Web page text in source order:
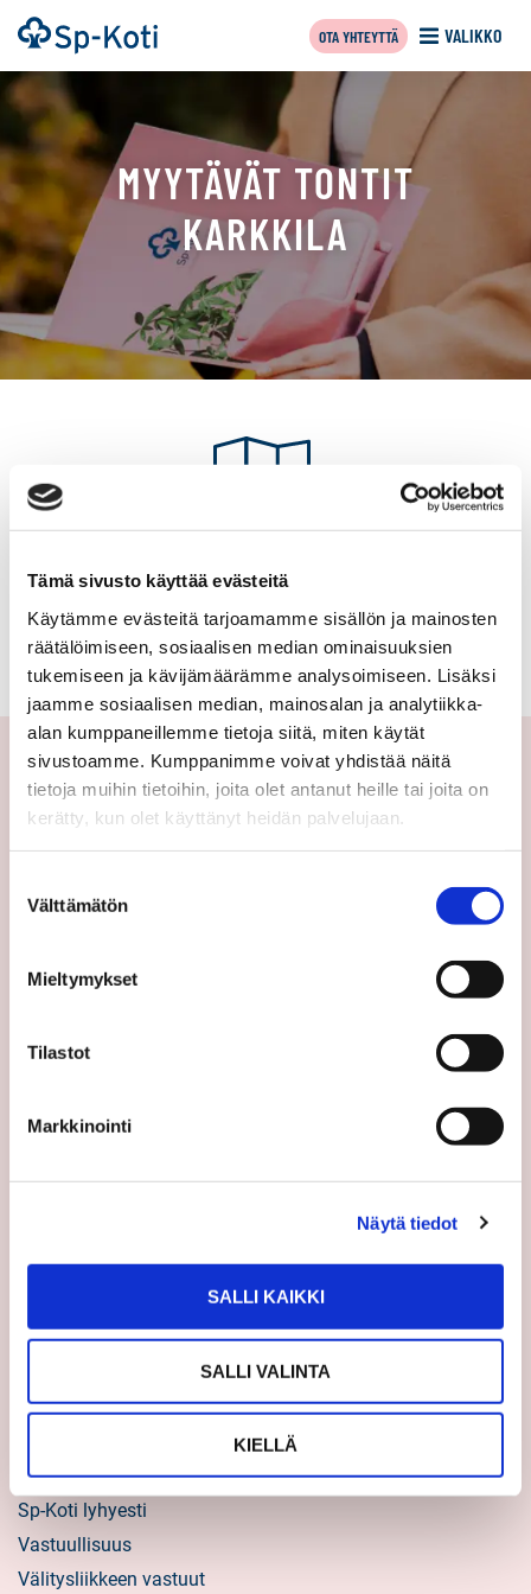
Tämä sivusto käyttää evästeitä
Käytämme evästeitä tarjoamamme sisällön ja mainosten
räätälöimiseen, sosiaalisen median ominaisuuksien
tukemiseen ja kävijämäärämme analysoimiseen. Lisäksi
jaamme sosiaalisen median, mainosalan ja analytiikka-
alan kumppaneillemme tietoja siitä, miten käytät
sivustoamme. Kumppanimme voivat yhdistää näitä
tietoja muihin tietoihin, joita olet antanut heille tai joita on
kerätty, kun olet käyttänyt heidän palvelujaan.
valinta
Välttämätön
Mieltymykset
Tilastot
Markkinointi
Näytä tiedot
SALLI KAIKKI
SALLI VALINTA
KIELLÄ
Siirry
sisältöön
Etusivu VALIKKO
OTA YHTEYTTÄ
MYYTÄVÄT TONTIT
KARKKILA
Tällä
sivulla
seuraavat
kohteet:
omakotitalotontti,
vapaa-
ajan
tontti,
rivitalotontti,
liike-
ja
teollisuustontti,
kerrostalotontti,
peltoalue
Ei kohteita tällä hetkellä.
Katso kaikki kohteemme
Yhteystiedot
Toimipisteet
Sp-Koti Keskusyksikkö
Ajankohtaista
Vinkit
Välittäjäksi
Yhteistyöyrittäjäksi
Sp-Koti lyhyesti
Vastuullisuus
Välitysliikkeen vastuut